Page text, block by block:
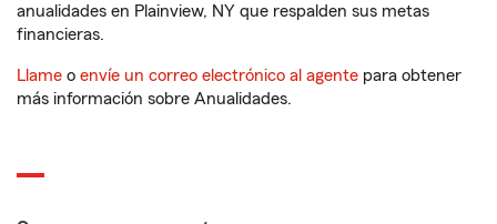
anualidades en Plainview, NY que respalden sus metas
financieras.
Llame o envíe un correo electrónico al agente para obtener
más información sobre Anualidades.